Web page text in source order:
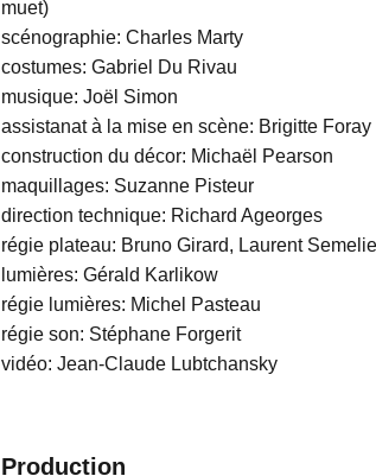
muet)
scénographie: Charles Marty
costumes: Gabriel Du Rivau
musique: Joël Simon
assistanat à la mise en scène: Brigitte Foray
construction du décor: Michaël Pearson
maquillages: Suzanne Pisteur
direction technique: Richard Ageorges
régie plateau: Bruno Girard, Laurent
lumières: Gérald Karlikow
régie lumières: Michel Pasteau
régie son: Stéphane Forgerit
vidéo: Jean-Claude Lubtchansky
Production